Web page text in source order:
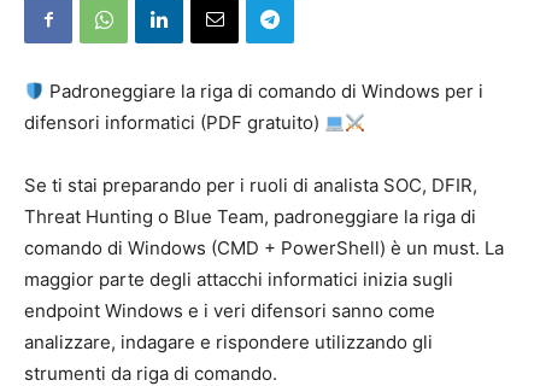
Padroneggiare la riga di comando di Windows per i
difensori informatici (PDF gratuito)
Se ti stai preparando per i ruoli di analista SOC, DFIR,
Threat Hunting o Blue Team, padroneggiare la riga di
comando di Windows (CMD + PowerShell) è un must. La
maggior parte degli attacchi informatici inizia sugli
endpoint Windows e i veri difensori sanno come
analizzare, indagare e rispondere utilizzando gli
strumenti da riga di comando.